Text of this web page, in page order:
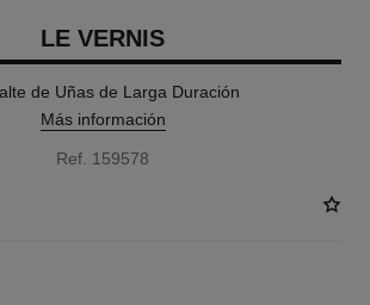
LE VERNIS
de Uñas de Larga Duración
Más información
Ref. 159578